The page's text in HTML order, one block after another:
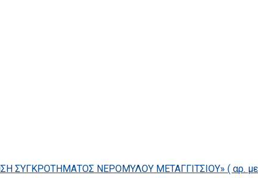
ΣΥΓΚΡΟΤΗΜΑΤΟΣ ΝΕΡΟΜΥΛΟΥ ΜΕΤΑΓΓΙΤΣΙΟΥ» ( αρ.